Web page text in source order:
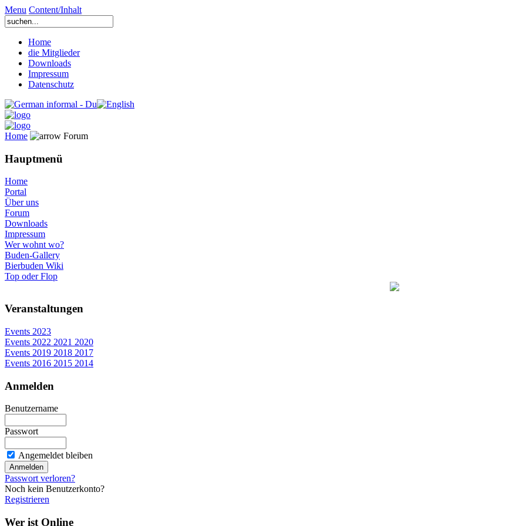
Menu Content/Inhalt
Home
die Mitglieder
Downloads
Impressum
Datenschutz
Home Forum
Hauptmenü
Home
Portal
Über uns
Forum
Downloads
Impressum
Wer wohnt wo?
Buden-Gallery
Bierbuden Wiki
Top oder Flop
Veranstaltungen
Events 2023
Events 2022 2021 2020
Events 2019 2018 2017
Events 2016 2015 2014
Anmelden
Benutzername
Passwort
Angemeldet bleiben
Passwort verloren?
Noch kein Benutzerkonto?
Registrieren
Wer ist Online